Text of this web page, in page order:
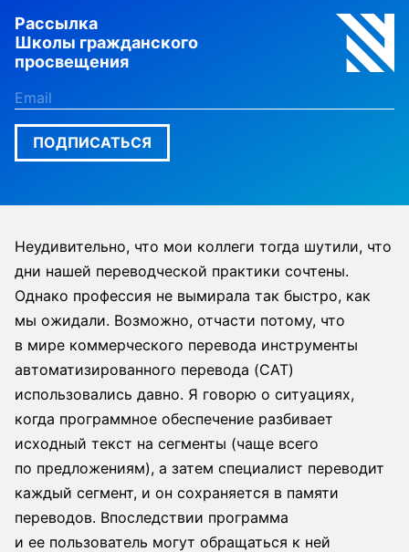
Рассылка
Школы гражданского
просвещения
ПОДПИСАТЬСЯ
Неудивительно, что мои коллеги тогда шутили, что
дни нашей переводческой практики сочтены.
Однако профессия не вымирала так быстро, как
мы ожидали. Возможно, отчасти потому, что
в мире коммерческого перевода инструменты
автоматизированного перевода (CAT)
использовались давно. Я говорю о ситуациях,
когда программное обеспечение разбивает
исходный текст на сегменты (чаще всего
по предложениям), а затем специалист переводит
каждый сегмент, и он сохраняется в памяти
переводов. Впоследствии программа
и ее пользователь могут обращаться к ней